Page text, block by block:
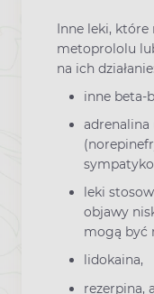
Inne leki, które
metoprololu
na ich działanie:
inne beta-
adrenalina
leki
objawy
mogą być
lidokaina,
rezerpina,